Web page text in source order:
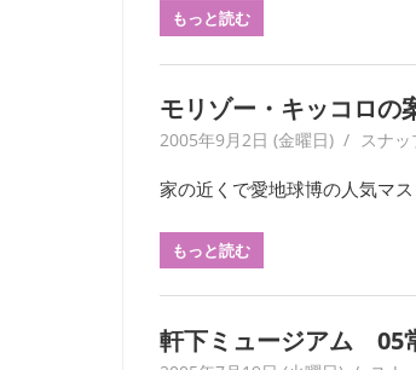
じ
す
る
彩
研
年
もっと読む
モリゾー・キッコロの
2005年9月2日 (金曜日) スナッ
家の近くで愛地球博の人気マ
もっと読む
軒下ミュージアム 05